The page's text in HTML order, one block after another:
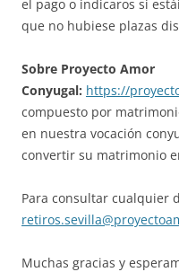
el pago o indicaros si
que no hubiese plazas
Sobre Proyecto Amor
Conyugal: https://
compuesto por
en nuestra vocación
convertir su matrimonio
Para consultar cualquier
Muchas gracias y